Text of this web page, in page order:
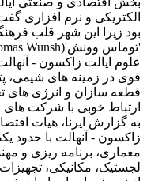
الکتریکی و نرم افزاری
بود زیرا این شهر قلب
علوم ایالت زاکسون -
قوی در زمینه های شیمی،
قطعه سازان و انرژی های
ارتباط خوبی با شرکت های
به گزارش ایرنا، هیات
زاکسون - آنهالت با حدود
معماری، برنامه ریزی و
لجستیک، مکانیکی،